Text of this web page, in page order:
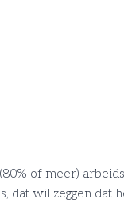
of meer)
dat wil zeggen